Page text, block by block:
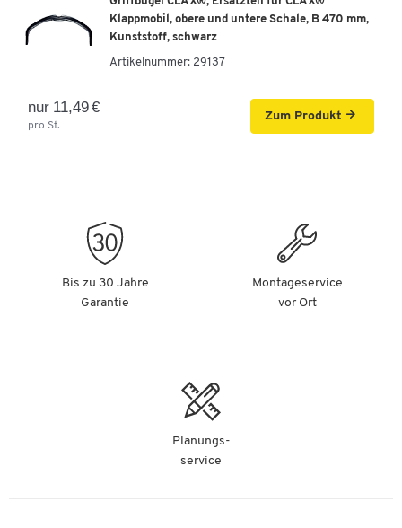
Klappmobil, obere und untere Schale, B 470 mm,
Kunststoff, schwarz
Artikelnummer: 29137
nur 11,49 €
pro St.
Zum Produkt
Bis zu 30 Jahre
Garantie
Montageservice
vor Ort
Planungs-
service